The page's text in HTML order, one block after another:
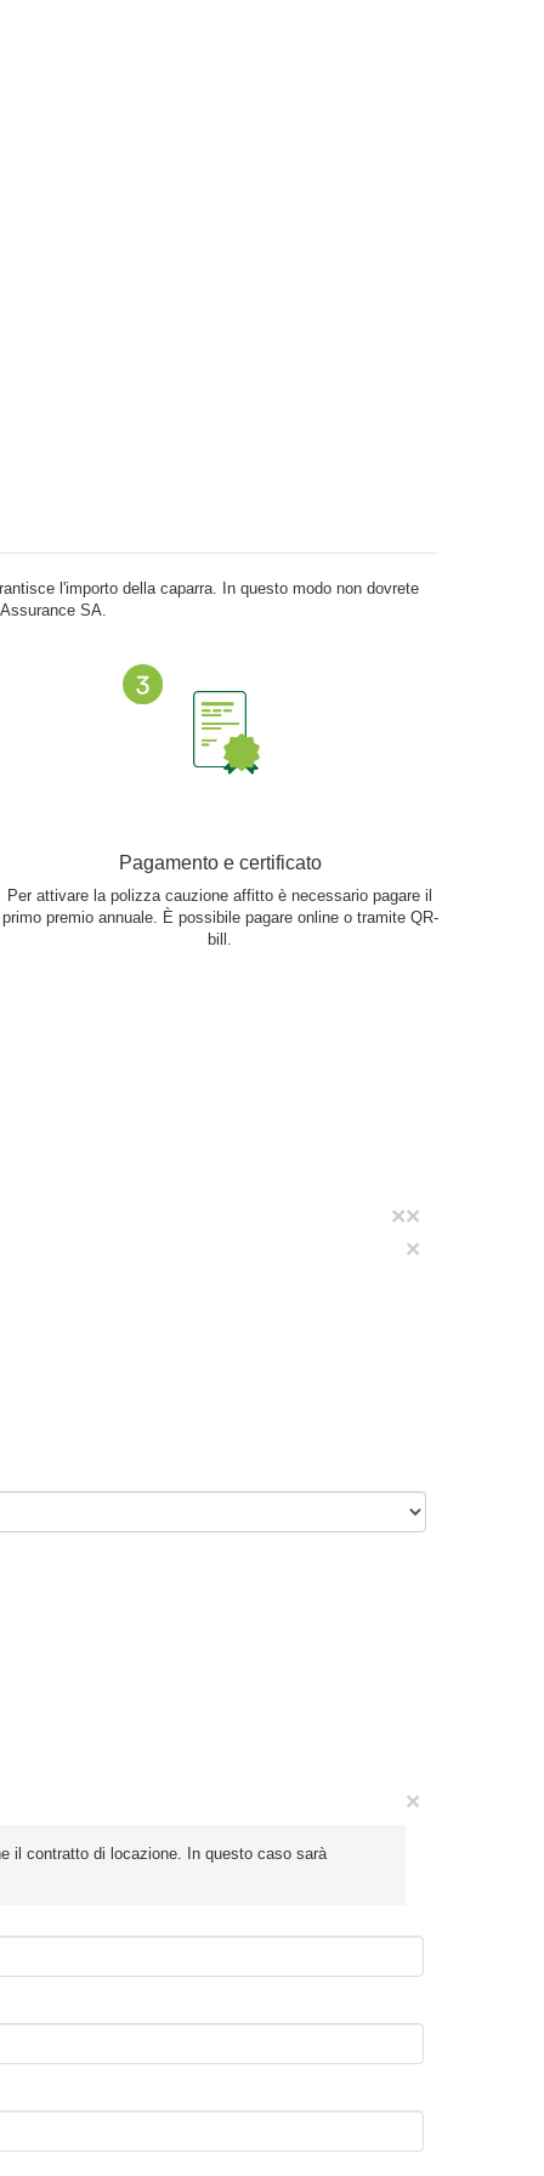
l'importo della caparra. In questo modo non dovrete
SA.
Pagamento e certificato
Per attivare la polizza cauzione affitto è necessario pagare il
primo premio annuale. È possibile pagare online o tramite QR-
bill.
×
×
×
×
il contratto di locazione. In questo caso sarà